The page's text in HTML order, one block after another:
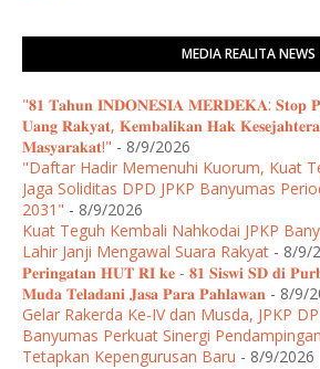
MEDIA REALITA NEWS
"𝟖𝟏 𝐓𝐚𝐡𝐮𝐧 𝐈𝐍𝐃𝐎𝐍𝐄𝐒𝐈𝐀 𝐌𝐄𝐑𝐃𝐄𝐊𝐀: 𝐒𝐭𝐨𝐩
𝐔𝐚𝐧𝐠 𝐑𝐚𝐤𝐲𝐚𝐭, 𝐊𝐞𝐦𝐛𝐚𝐥𝐢𝐤𝐚𝐧 𝐇𝐚𝐤
𝐌𝐚𝐬𝐲𝐚𝐫𝐚𝐤𝐚𝐭!" - 8/9/2026
"Daftar Hadir Memenuhi Kuorum, Kuat
Jaga Soliditas DPD JPKP Banyumas
2031" - 8/9/2026
Kuat Teguh Kembali Nahkodai JPKP
Lahir Janji Mengawal Suara Rakyat - 8/9/
𝐏𝐞𝐫𝐢𝐧𝐠𝐚𝐭𝐚𝐧 𝐇𝐔𝐓 𝐑𝐈 𝐤𝐞 - 𝟖𝟏 𝐒𝐢𝐬𝐰𝐢 𝐒𝐃 𝐝𝐢
𝐌𝐮𝐝𝐚 𝐓𝐞𝐥𝐚𝐝𝐚𝐧𝐢 𝐉𝐚𝐬𝐚 𝐏𝐚𝐫𝐚 𝐏𝐚𝐡𝐥𝐚𝐰𝐚𝐧 - 8/9/
Gelar Rakerda Ke-IV dan Musda, JPKP
Banyumas Perkuat Sinergi
Tetapkan Kepengurusan Baru - 8/9/2026